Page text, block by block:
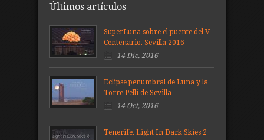
Últimos artículos
SuperLuna sobre el puente del V
Centenario, Sevilla 2016
14 Dic, 2016
Eclipse penumbral de Luna y la
Torre Pelli de Sevilla
14 Oct, 2016
Tenerife, Light In Dark Skies 2